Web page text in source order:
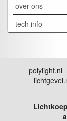
over ons
tech info